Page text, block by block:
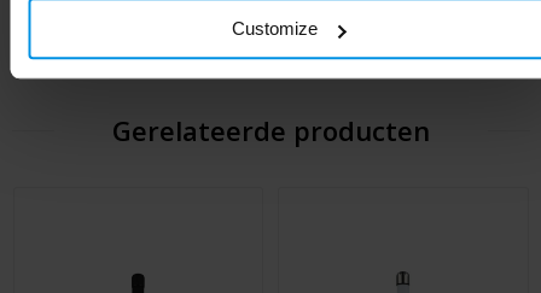
Customize
Gerelateerde producten